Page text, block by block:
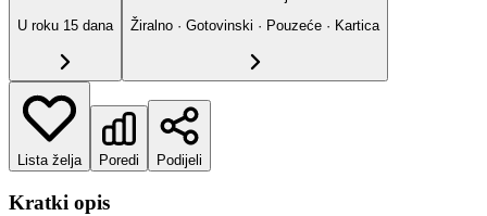
U roku 15 dana
Žiralno · Gotovinski · Pouzeće · Kartica
Lista želja Poredi Podijeli
Kratki opis